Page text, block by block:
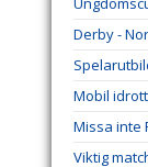
Derby -
Mobil
Missa inte
Viktig